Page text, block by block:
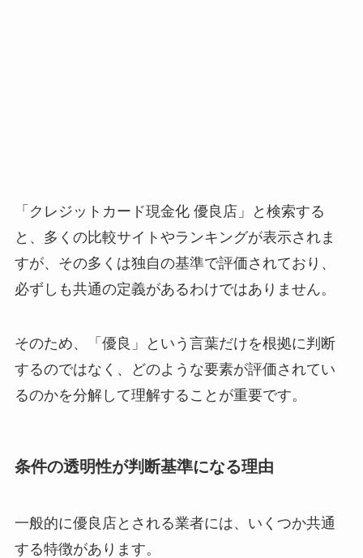
「クレジットカード現金化 優良店」と検索する
と、多くの比較サイトやランキングが表示されま
すが、その多くは独自の基準で評価されており、
必ずしも共通の定義があるわけではありません。
そのため、「優良」という言葉だけを根拠に判断
するのではなく、どのような要素が評価されてい
るのかを分解して理解することが重要です。
条件の透明性が判断基準になる理由
一般的に優良店とされる業者には、いくつか共通
する特徴があります。